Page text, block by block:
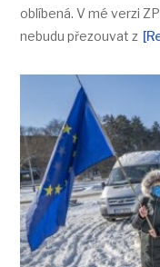
oblíbená. V mé verzi
nebudu přezouvat z